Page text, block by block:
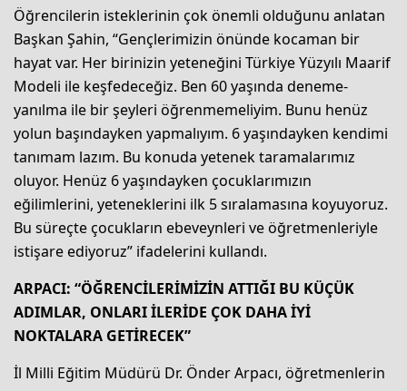
Öğrencilerin isteklerinin çok önemli olduğunu anlatan
Başkan Şahin, “Gençlerimizin önünde kocaman bir
hayat var. Her birinizin yeteneğini Türkiye Yüzyılı Maarif
Modeli ile keşfedeceğiz. Ben 60 yaşında deneme-
yanılma ile bir şeyleri öğrenmemeliyim. Bunu henüz
yolun başındayken yapmalıyım. 6 yaşındayken kendimi
tanımam lazım. Bu konuda yetenek taramalarımız
oluyor. Henüz 6 yaşındayken çocuklarımızın
eğilimlerini, yeteneklerini ilk 5 sıralamasına koyuyoruz.
Bu süreçte çocukların ebeveynleri ve öğretmenleriyle
istişare ediyoruz” ifadelerini kullandı.
ARPACI: “ÖĞRENCİLERİMİZİN ATTIĞI BU KÜÇÜK
ADIMLAR, ONLARI İLERİDE ÇOK DAHA İYİ
NOKTALARA GETİRECEK”
İl Milli Eğitim Müdürü Dr. Önder Arpacı, öğretmenlerin